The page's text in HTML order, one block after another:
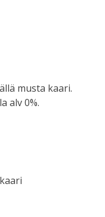
musta kaari.
alv 0%.